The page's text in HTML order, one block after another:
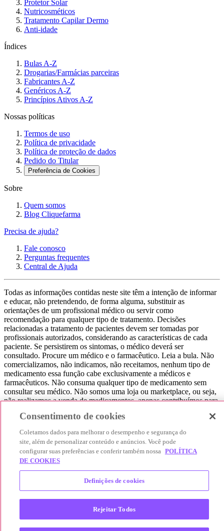
Protetor Solar
Nutricosméticos
Tratamento Capilar Dermo
Anti-idade
Índices
Bulas A-Z
Drogarias/Farmácias parceiras
Fabricantes A-Z
Genéricos A-Z
Princípios Ativos A-Z
Nossas políticas
Termos de uso
Política de privacidade
Política de proteção de dados
Pedido do Titular
Preferência de Cookies
Sobre
Quem somos
Blog Cliquefarma
Precisa de ajuda?
Fale conosco
Perguntas frequentes
Central de Ajuda
Todas as informações contidas neste site têm a intenção de informar
e educar, não pretendendo, de forma alguma, substituir as
orientações de um profissional médico ou servir como
recomendação para qualquer tipo de tratamento. Decisões
relacionadas a tratamento de pacientes devem ser tomadas por
profissionais autorizados, considerando as características de cada
paciente. Se persistirem os sintomas, o médico deverá ser
consultado. Procure um médico e o farmacêutico. Leia a bula. Não
comercializamos, não indicamos, não receitamos, nenhum tipo de
medicamento essa função cabe exclusivamente a médicos e
farmacêuticos. Não consuma qualquer tipo de medicamento sem
consultar seu médico. Não somos uma loja ou marketplace, ou seja,
não realizamos a venda de medicamentos, apenas contribuímos para
produtos farmacêuticos. Contribuímos e damos auxílio para que sua
acontece nos sites das nossas lojas parceiras.
© 2025 Afya Participações S.A. - todos os direitos reservados.
Alameda Lorena, 269 - Jardim Paulista - São Paulo / SP - CEP.:
01424-001 - CNPJ 23.399.329/0002-53.
Consentimento de cookies
Coletamos dados para melhorar o desempenho e segurança do
site, além de personalizar conteúdo e anúncios. Você pode
configurar suas preferências e conferir também nossa POLÍTICA
DE COOKIES
Definições de cookies
Rejeitar Todos